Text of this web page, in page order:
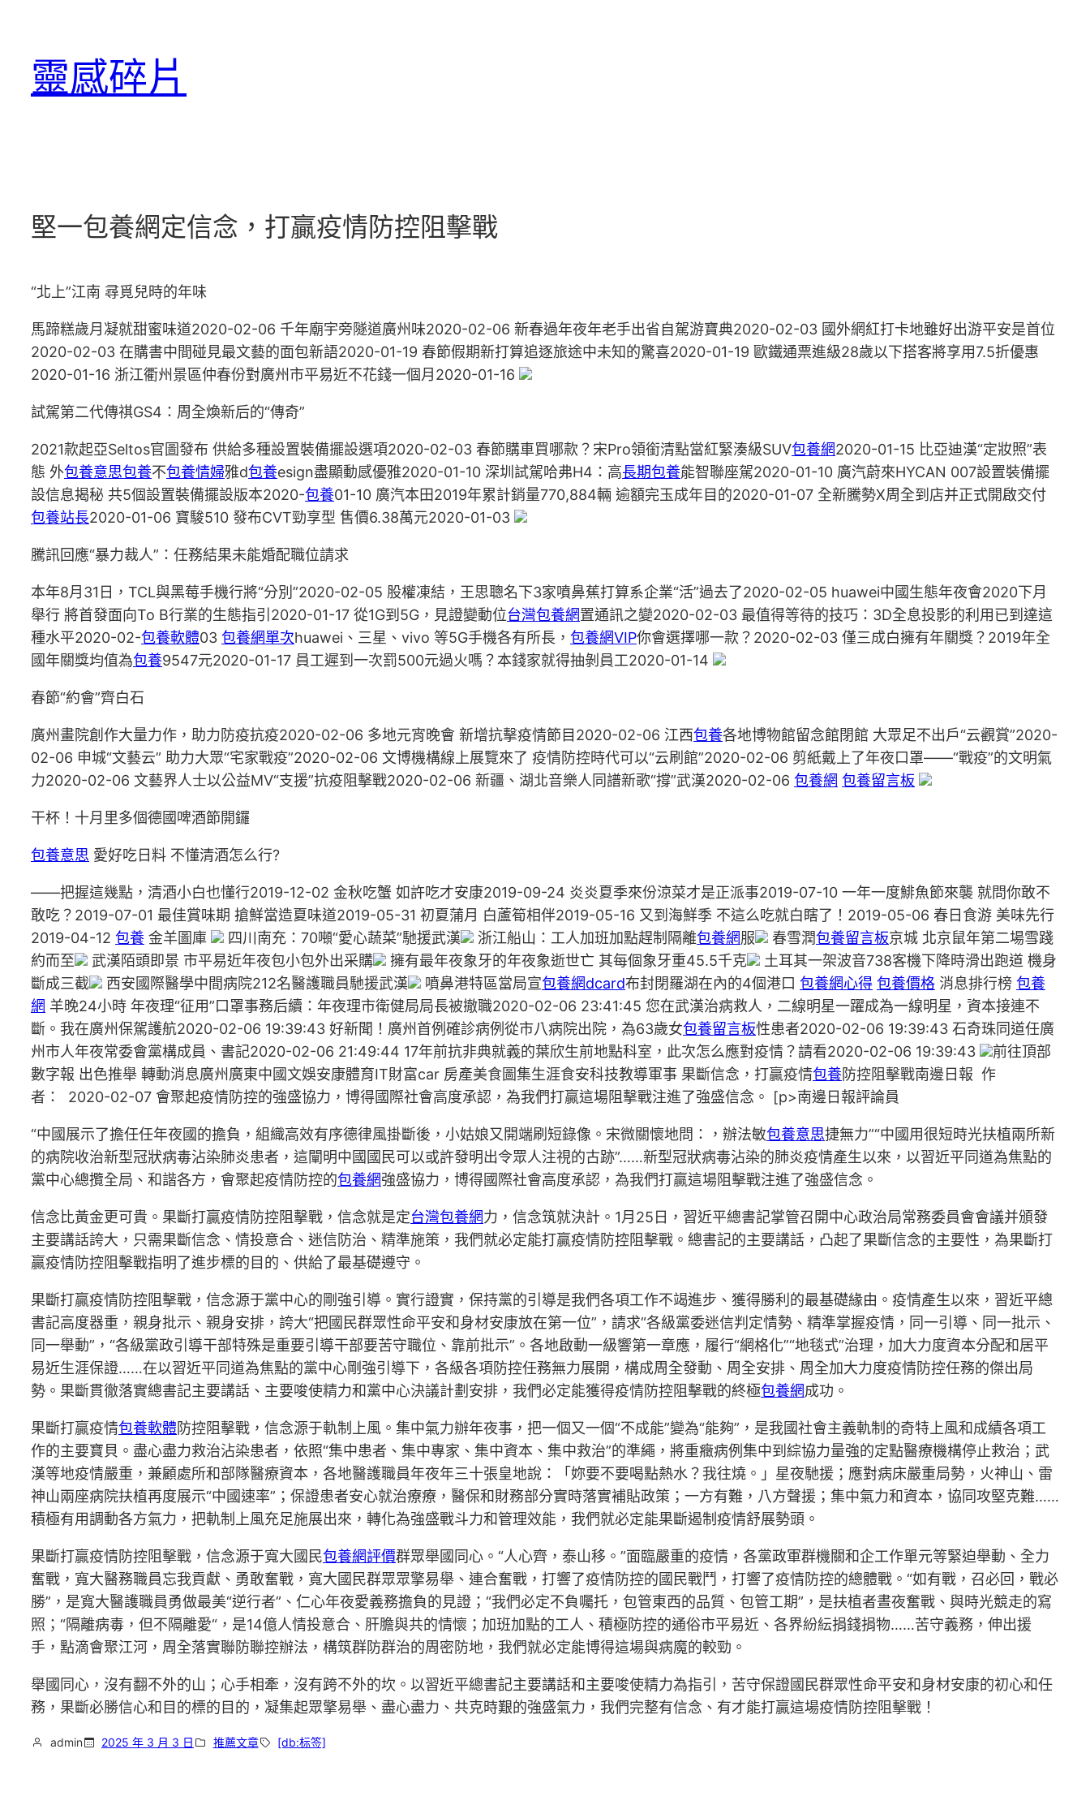
靈感碎片
堅一包養網定信念，打贏疫情防控阻擊戰
“北上”江南 尋覓兒時的年味
馬蹄糕歲月凝就甜蜜味道2020-02-06 千年廟宇旁隧道廣州味2020-02-06 新春過年夜年老手出省自駕游寶典2020-02-03 國外網紅打卡地雖好出游平安是首位
2020-02-03 在購書中間碰見最文藝的面包新語2020-01-19 春節假期新打算追逐旅途中未知的驚喜2020-01-19 歐鐵通票進級28歲以下搭客將享用7.5折優惠
2020-01-16 浙江衢州景區仲春份對廣州市平易近不花錢一個月2020-01-16
試駕第二代傳祺GS4：周全煥新后的“傳奇”
2021款起亞Seltos官圖發布 供給多種設置裝備擺設選項2020-02-03 春節購車買哪款？宋Pro領銜清點當紅緊湊級SUV包養網2020-01-15 比亞迪漢“定妝照”表
態 外包養意思包養不包養情婦雅d包養esign盡顯動感優雅2020-01-10 深圳試駕哈弗H4：高長期包養能智聯座駕2020-01-10 廣汽蔚來HYCAN 007設置裝備擺
設信息揭秘 共5個設置裝備擺設版本2020-包養01-10 廣汽本田2019年累計銷量770,884輛 逾額完玉成年目的2020-01-07 全新騰勢X周全到店并正式開啟交付
包養站長2020-01-06 寶駿510 發布CVT勁享型 售價6.38萬元2020-01-03
騰訊回應“暴力裁人”：任務結果未能婚配職位請求
本年8月31日，TCL與黑莓手機行將“分別”2020-02-05 股權凍結，王思聰名下3家噴鼻蕉打算系企業“活”過去了2020-02-05 huawei中國生態年夜會2020下月
舉行 將首發面向To B行業的生態指引2020-01-17 從1G到5G，見證變動位台灣包養網置通訊之變2020-02-03 最值得等待的技巧：3D全息投影的利用已到達這
種水平2020-02-包養軟體03 包養網單次huawei、三星、vivo 等5G手機各有所長， 包養網VIP你會選擇哪一款？2020-02-03 僅三成白擁有年關獎？2019年全
國年關獎均值為包養9547元2020-01-17 員工遲到一次罰500元過火嗎？本錢家就得抽剝員工2020-01-14
春節“約會”齊白石
廣州畫院創作大量力作，助力防疫抗疫2020-02-06 多地元宵晚會 新增抗擊疫情節目2020-02-06 江西包養各地博物館留念館閉館 大眾足不出戶“云觀賞”2020-
02-06 申城“文藝云” 助力大眾“宅家戰疫”2020-02-06 文博機構線上展覽來了 疫情防控時代可以“云刷館”2020-02-06 剪紙戴上了年夜口罩——“戰疫”的文明氣
力2020-02-06 文藝界人士以公益MV“支援”抗疫阻擊戰2020-02-06 新疆、湖北音樂人同譜新歌“撐”武漢2020-02-06 包養網 包養留言板
干杯！十月里多個德國啤酒節開鑼
包養意思 愛好吃日料 不懂清酒怎么行?
——把握這幾點，清酒小白也懂行2019-12-02 金秋吃蟹 如許吃才安康2019-09-24 炎炎夏季來份涼菜才是正派事2019-07-10 一年一度鯡魚節來襲 就問你敢不
敢吃？2019-07-01 最佳賞味期 搶鮮當造夏味道2019-05-31 初夏蒲月 白蘆筍相伴2019-05-16 又到海鮮季 不這么吃就白瞎了！2019-05-06 春日食游 美味先行
2019-04-12 包養 金羊圖庫 四川南充：70噸“愛心蔬菜”馳援武漢 浙江船山：工人加班加點趕制隔離包養網服 春雪潤包養留言板京城 北京鼠年第二場雪踐
約而至
武漢陌頭即景 市平易近年夜包小包外出采購 擁有最年夜象牙的年夜象逝世亡 其每個象牙重45.5千克
土耳其一架波音738客機下降時滑出跑道 機身
斷成三截
西安國際醫學中間病院212名醫護職員馳援武漢 噴鼻港特區當局宣包養網dcard布封閉羅湖在內的4個港口 包養網心得 包養價格 消息排行榜 包養
網 羊晚24小時 年夜理“征用”口罩事務后續：年夜理市衛健局局長被撤職2020-02-06 23:41:45 您在武漢治病救人，二線明星一躍成為一線明星，資本接連不
斷。我在廣州保駕護航2020-02-06 19:39:43 好新聞！廣州首例確診病例從市八病院出院，為63歲女包養留言板性患者2020-02-06 19:39:43 石奇珠同道任廣
州市人年夜常委會黨構成員、書記2020-02-06 21:49:44 17年前抗非典就義的葉欣生前地點科室，此次怎么應對疫情？請看2020-02-06 19:39:43
前往頂部
數字報 出色推舉 轉動消息廣州廣東中國文娛安康體育IT財富car 房產美食圖集生涯食安科技教導軍事 果斷信念，打贏疫情包養防控阻擊戰南邊日報 作
者： 2020-02-07 會聚起疫情防控的強盛協力，博得國際社會高度承認，為我們打贏這場阻擊戰注進了強盛信念。 [p>南邊日報評論員
“中國展示了擔任任年夜國的擔負，組織高效有序德律風掛斷後，小姑娘又開端刷短錄像。宋微關懷地問：，辦法敏包養意思捷無力”“中國用很短時光扶植兩所新
的病院收治新型冠狀病毒沾染肺炎患者，這闡明中國國民可以或許發明出令眾人注視的古跡”……新型冠狀病毒沾染的肺炎疫情產生以來，以習近平同道為焦點的
黨中心總攬全局、和諧各方，會聚起疫情防控的包養網強盛協力，博得國際社會高度承認，為我們打贏這場阻擊戰注進了強盛信念。
信念比黃金更可貴。果斷打贏疫情防控阻擊戰，信念就是定台灣包養網力，信念筑就決計。1月25日，習近平總書記掌管召開中心政治局常務委員會會議并頒發
主要講話誇大，只需果斷信念、情投意合、迷信防治、精準施策，我們就必定能打贏疫情防控阻擊戰。總書記的主要講話，凸起了果斷信念的主要性，為果斷打
贏疫情防控阻擊戰指明了進步標的目的、供給了最基礎遵守。
果斷打贏疫情防控阻擊戰，信念源于黨中心的剛強引導。實行證實，保持黨的引導是我們各項工作不竭進步、獲得勝利的最基礎緣由。疫情產生以來，習近平總
書記高度器重，親身批示、親身安排，誇大“把國民群眾性命平安和身材安康放在第一位”，請求“各級黨委迷信判定情勢、精準掌握疫情，同一引導、同一批示、
同一舉動”，“各級黨政引導干部特殊是重要引導干部要苦守職位、靠前批示”。各地啟動一級響第一章應，履行“網格化”“地毯式”治理，加大力度資本分配和居平
易近生涯保證……在以習近平同道為焦點的黨中心剛強引導下，各級各項防控任務無力展開，構成周全發動、周全安排、周全加大力度疫情防控任務的傑出局
勢。果斷貫徹落實總書記主要講話、主要唆使精力和黨中心決議計劃安排，我們必定能獲得疫情防控阻擊戰的終極包養網成功。
果斷打贏疫情包養軟體防控阻擊戰，信念源于軌制上風。集中氣力辦年夜事，把一個又一個“不成能”變為“能夠”，是我國社會主義軌制的奇特上風和成績各項工
作的主要寶貝。盡心盡力救治沾染患者，依照“集中患者、集中專家、集中資本、集中救治”的準繩，將重癥病例集中到綜協力量強的定點醫療機構停止救治；武
漢等地疫情嚴重，兼顧處所和部隊醫療資本，各地醫護職員年夜年三十張皇地說：「妳要不要喝點熱水？我往燒。」星夜馳援；應對病床嚴重局勢，火神山、雷
神山兩座病院扶植再度展示“中國速率”；保證患者安心就治療療，醫保和財務部分實時落實補貼政策；一方有難，八方聲援；集中氣力和資本，協同攻堅克難……
積極有用調動各方氣力，把軌制上風充足施展出來，轉化為強盛戰斗力和管理效能，我們就必定能果斷遏制疫情舒展勢頭。
果斷打贏疫情防控阻擊戰，信念源于寬大國民包養網評價群眾舉國同心。“人心齊，泰山移。”面臨嚴重的疫情，各黨政軍群機關和企工作單元等緊迫舉動、全力
奮戰，寬大醫務職員忘我貢獻、勇敢奮戰，寬大國民群眾眾擎易舉、連合奮戰，打響了疫情防控的國民戰鬥，打響了疫情防控的總體戰。“如有戰，召必回，戰必
勝”，是寬大醫護職員勇做最美“逆行者”、仁心年夜愛義務擔負的見證；“我們必定不負囑托，包管東西的品質、包管工期”，是扶植者晝夜奮戰、與時光競走的寫
照；“隔離病毒，但不隔離愛“，是14億人情投意合、肝膽與共的情懷；加班加點的工人、積極防控的通俗市平易近、各界紛紜捐錢捐物……苦守義務，伸出援
手，點滴會聚江河，周全落實聯防聯控辦法，構筑群防群治的周密防地，我們就必定能博得這場與病魔的較勁。
舉國同心，沒有翻不外的山；心手相牽，沒有跨不外的坎。以習近平總書記主要講話和主要唆使精力為指引，苦守保證國民群眾性命平安和身材安康的初心和任
務，果斷必勝信心和目的標的目的，凝集起眾擎易舉、盡心盡力、共克時艱的強盛氣力，我們完整有信念、有才能打贏這場疫情防控阻擊戰！
admin 2025 年 3 月 3 日 推薦文章 [db:标签]